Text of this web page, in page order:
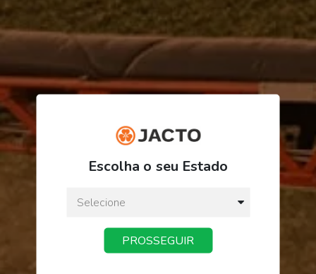
R$ 922,08
ou3xde R$ 307,36
Preço a vista:
Escolha o seu Estado
PROSSEGUIR